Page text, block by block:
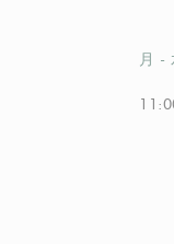
月 -